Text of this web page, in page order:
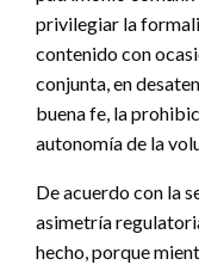
privilegiar la
contenido con
conjunta, en
buena fe, la
autonomía de la
De acuerdo con la
asimetría
hecho, porque